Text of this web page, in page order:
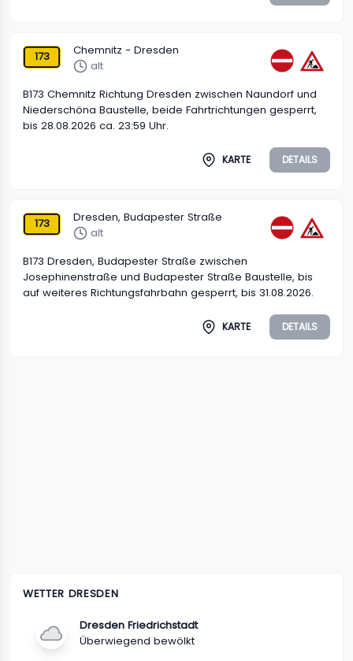
173
Chemnitz - Dresden
alt
B173 Chemnitz Richtung Dresden zwischen Naundorf und
Niederschöna Baustelle, beide Fahrtrichtungen gesperrt,
bis 28.08.2026 ca. 23:59 Uhr.
KARTE DETAILS
173
Dresden, Budapester Straße
alt
B173 Dresden, Budapester Straße zwischen
Josephinenstraße und Budapester Straße Baustelle, bis
auf weiteres Richtungsfahrbahn gesperrt, bis 31.08.2026.
KARTE DETAILS
WETTER DRESDEN
Dresden Friedrichstadt
Überwiegend bewölkt